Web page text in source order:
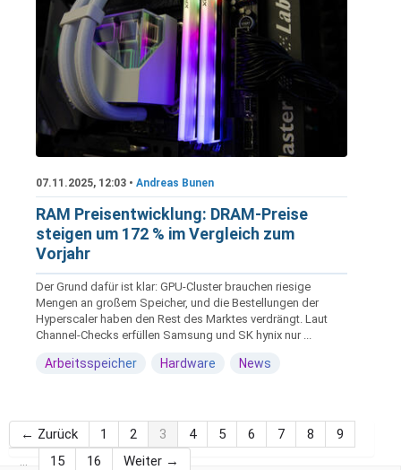
07.11.2025, 12:03 • Andreas Bunen
RAM Preisentwicklung: DRAM-Preise
steigen um 172 % im Vergleich zum
Vorjahr
Der Grund dafür ist klar: GPU-Cluster brauchen riesige
Mengen an großem Speicher, und die Bestellungen der
Hyperscaler haben den Rest des Marktes verdrängt. Laut
Channel-Checks erfüllen Samsung und SK hynix nur ...
Arbeitsspeicher Hardware News
← Zurück 1 2 3 4 5 6 7 8
9
…
15 16 Weiter →